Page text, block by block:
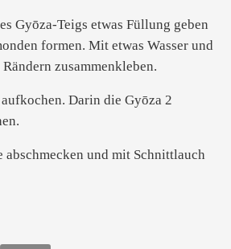
Gyōza-Teigs etwas Füllung geben
formen. Mit etwas Wasser und
Rändern zusammenkleben.
Darin die Gyōza 2
abschmecken und mit Schnittlauch